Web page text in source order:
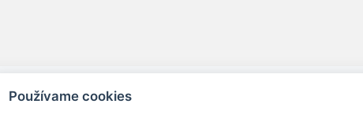
Používame cookies